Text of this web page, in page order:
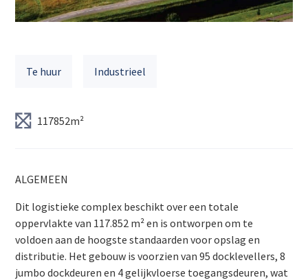
Te huur Industrieel
117852m²
ALGEMEEN
Dit logistieke complex beschikt over een totale
oppervlakte van 117.852 m² en is ontworpen om te
voldoen aan de hoogste standaarden voor opslag en
distributie. Het gebouw is voorzien van 95 docklevellers, 8
jumbo dockdeuren en 4 gelijkvloerse toegangsdeuren, wat